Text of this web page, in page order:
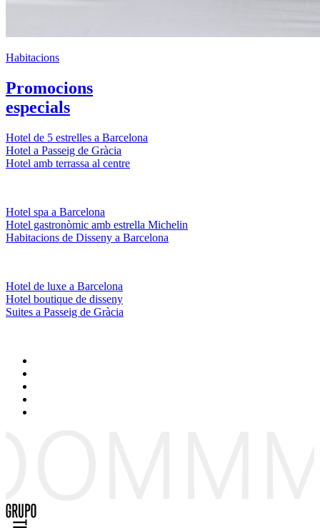
Habitacions
Promocions
especials
Hotel de 5 estrelles a Barcelona
Hotel a Passeig de Gràcia
Hotel amb terrassa al centre
Hotel spa a Barcelona
Hotel gastronòmic amb estrella Michelin
Habitacions de Disseny a Barcelona
Hotel de luxe a Barcelona
Hotel boutique de disseny
Suites a Passeig de Gràcia